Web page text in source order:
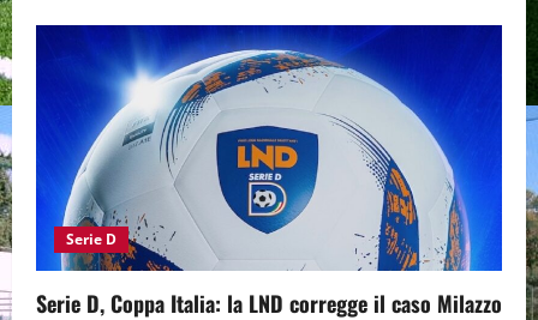
Serie D
Serie D, Coppa Italia: la LND corregge il caso Milazzo